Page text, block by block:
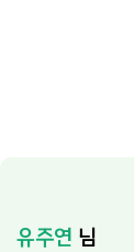
유주연 님